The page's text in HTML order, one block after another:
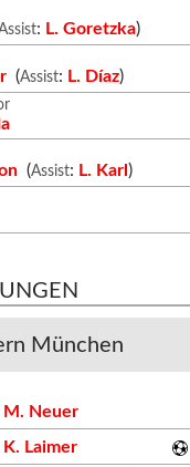
: L. Goretzka)
(Assist: L. Díaz)
(Assist: L. Karl)
München
M. Neuer
K. Laimer